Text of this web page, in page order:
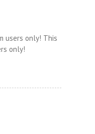
users only! This
only!